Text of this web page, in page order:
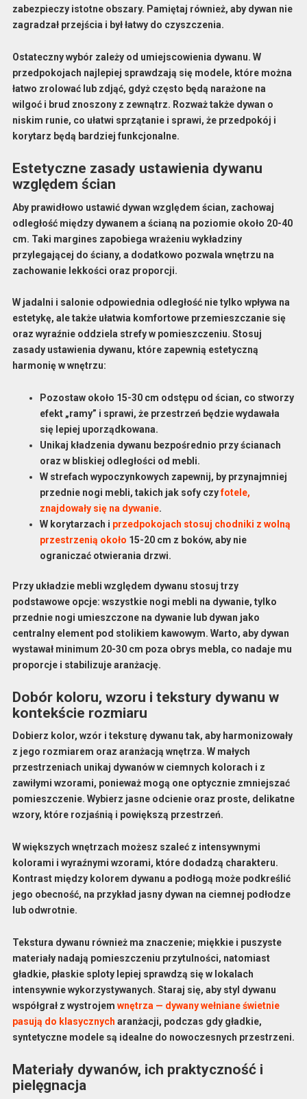
zabezpieczy istotne obszary. Pamiętaj również, aby dywan nie
zagradzał przejścia i był łatwy do czyszczenia.
Ostateczny wybór zależy od umiejscowienia dywanu. W
przedpokojach najlepiej sprawdzają się modele, które można
łatwo zrolować lub zdjąć, gdyż często będą narażone na
wilgoć i brud znoszony z zewnątrz. Rozważ także dywan o
niskim runie, co ułatwi sprzątanie i sprawi, że przedpokój i
korytarz będą bardziej funkcjonalne.
Estetyczne zasady ustawienia dywanu
względem ścian
Aby prawidłowo ustawić dywan względem ścian, zachowaj
odległość między dywanem a ścianą na poziomie około 20-40
cm. Taki margines zapobiega wrażeniu wykładziny
przylegającej do ściany, a dodatkowo pozwala wnętrzu na
zachowanie lekkości oraz proporcji.
W jadalni i salonie odpowiednia odległość nie tylko wpływa na
estetykę, ale także ułatwia komfortowe przemieszczanie się
oraz wyraźnie oddziela strefy w pomieszczeniu. Stosuj
zasady ustawienia dywanu, które zapewnią estetyczną
harmonię w wnętrzu:
Pozostaw około 15-30 cm odstępu od ścian, co stworzy
efekt „ramy” i sprawi, że przestrzeń będzie wydawała
się lepiej uporządkowana.
Unikaj kładzenia dywanu bezpośrednio przy ścianach
oraz w bliskiej odległości od mebli.
W strefach wypoczynkowych zapewnij, by przynajmniej
przednie nogi mebli, takich jak sofy czyfotele,
znajdowały się na dywanie.
W korytarzach i przedpokojach stosuj chodniki z wolną
przestrzenią około 15-20 cm z boków, aby nie
ograniczać otwierania drzwi.
Przy układzie mebli względem dywanu stosuj trzy
podstawowe opcje: wszystkie nogi mebli na dywanie, tylko
przednie nogi umieszczone na dywanie lub dywan jako
centralny element pod stolikiem kawowym. Warto, aby dywan
wystawał minimum 20-30 cm poza obrys mebla, co nadaje mu
proporcje i stabilizuje aranżację.
Dobór koloru, wzoru i tekstury dywanu w
kontekście rozmiaru
Dobierz kolor, wzór i teksturę dywanu tak, aby harmonizowały
z jego rozmiarem oraz aranżacją wnętrza. W małych
przestrzeniach unikaj dywanów w ciemnych kolorach i z
zawiłymi wzorami, ponieważ mogą one optycznie zmniejszać
pomieszczenie. Wybierz jasne odcienie oraz proste, delikatne
wzory, które rozjaśnią i powiększą przestrzeń.
W większych wnętrzach możesz szaleć z intensywnymi
kolorami i wyraźnymi wzorami, które dodadzą charakteru.
Kontrast między kolorem dywanu a podłogą może podkreślić
jego obecność, na przykład jasny dywan na ciemnej podłodze
lub odwrotnie.
Tekstura dywanu również ma znaczenie; miękkie i puszyste
materiały nadają pomieszczeniu przytulności, natomiast
gładkie, płaskie sploty lepiej sprawdzą się w lokalach
intensywnie wykorzystywanych. Staraj się, aby styl dywanu
współgrał z wystrojem wnętrza — dywany wełniane świetnie
pasują do klasycznych aranżacji, podczas gdy gładkie,
syntetyczne modele są idealne do nowoczesnych przestrzeni.
Materiały dywanów, ich praktyczność i
pielęgnacja